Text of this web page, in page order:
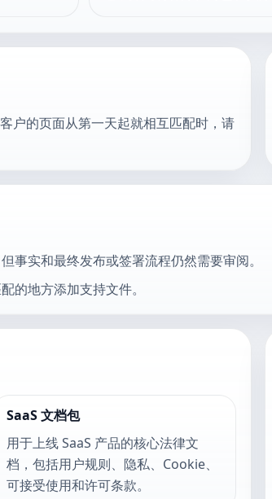
户的页面从第一天起就相互匹配时，请
事实和最终发布或签署流程仍然需要审阅。
的地方添加支持文件。
SaaS 文档包
用于上线 SaaS 产品的核心法律文
档，包括用户规则、隐私、Cookie、
可接受使用和许可条款。